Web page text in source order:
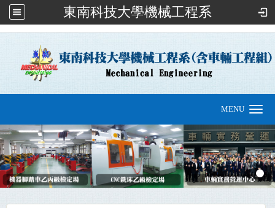
東南科技大學機械工程系
:::
navigation
MENU